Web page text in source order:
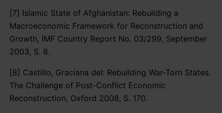
[7] Islamic State of Afghanistan: Rebuilding a
Macroeconomic Framework for Reconstruction and
Growth, IMF Country Report No. 03/299, September
2003, S. 8.
[8] Castillo, Graciana del: Rebuilding War-Torn States.
The Challenge of Post-Conflict Economic
Reconstruction, Oxford 2008, S. 170.